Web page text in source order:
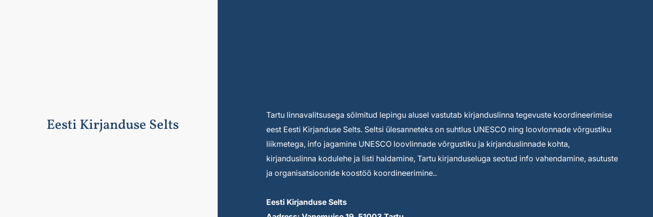
Eesti Kirjanduse Selts
Tartu linnavalitsusega sõlmitud lepingu alusel vastutab kirjanduslinna tegevuste koordineerimise
eest Eesti Kirjanduse Selts. Seltsi ülesanneteks on suhtlus UNESCO ning loovlonnade võrgustiku
liikmetega, info jagamine UNESCO loovlinnade võrgustiku ja kirjanduslinnade kohta,
kirjanduslinna kodulehe ja listi haldamine, Tartu kirjanduseluga seotud info vahendamine, asutuste
ja organisatsioonide koostöö koordineerimine..
Eesti Kirjanduse Selts